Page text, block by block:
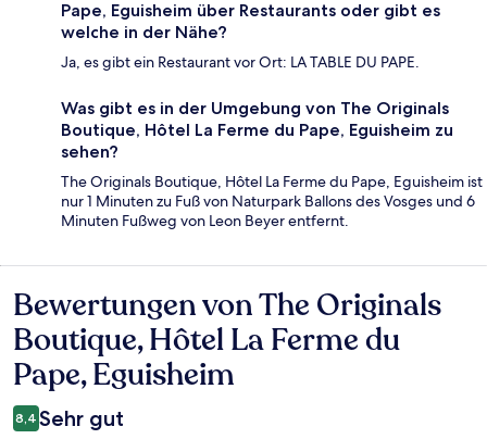
Pape, Eguisheim über Restaurants oder gibt es
welche in der Nähe?
Ja, es gibt ein Restaurant vor Ort: LA TABLE DU PAPE.
Was gibt es in der Umgebung von The Originals
Boutique, Hôtel La Ferme du Pape, Eguisheim zu
sehen?
The Originals Boutique, Hôtel La Ferme du Pape, Eguisheim ist
nur 1 Minuten zu Fuß von Naturpark Ballons des Vosges und 6
Minuten Fußweg von Leon Beyer entfernt.
Bewertungen
Bewertungen von The Originals
Boutique, Hôtel La Ferme du
Pape, Eguisheim
8,4 Sehr gut